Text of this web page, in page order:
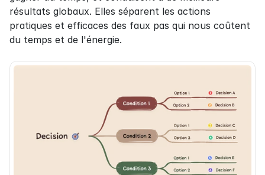
résultats globaux. Elles séparent les actions
pratiques et efficaces des faux pas qui nous coûtent
du temps et de l'énergie.